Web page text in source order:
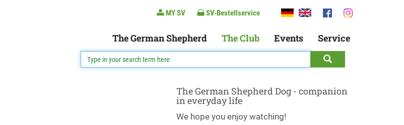
MY SV SV-Bestellservice
The German Shepherd The Club Events Service
The German Shepherd Dog - companion
in everyday life
We hope you enjoy watching!